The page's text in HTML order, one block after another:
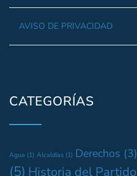
AVISO DE PRIVACIDAD
CATEGORÍAS
Agua (1) Alcaldías (1) Derechos (3)
(5) Historia del Partido